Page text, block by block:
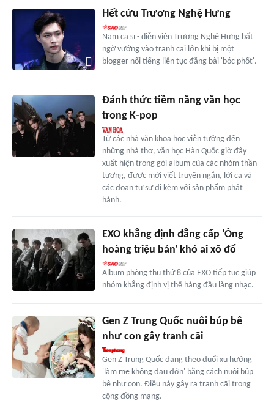
Hết cứu Trương Nghệ Hưng
Nam ca sĩ - diễn viên Trương Nghệ Hưng bất
ngờ vướng vào tranh cãi lớn khi bị một
blogger nổi tiếng liên tục đăng bài 'bóc phốt'.
Đánh thức tiềm năng văn học
trong K-pop
Từ các nhà văn khoa học viễn tưởng đến
những nhà thơ, văn học Hàn Quốc giờ đây
xuất hiện trong gói album của các nhóm thần
tượng, được mời viết truyện ngắn, lời ca và
các đoạn tự sự đi kèm với sản phẩm phát
hành.
EXO khẳng định đẳng cấp 'Ông
hoàng triệu bản' khó ai xô đổ
Album phòng thu thứ 8 của EXO tiếp tục giúp
nhóm khẳng định vị thế hàng đầu làng nhạc.
Gen Z Trung Quốc nuôi búp bê
như con gây tranh cãi
Gen Z Trung Quốc đang theo đuổi xu hướng
'làm mẹ không đau đớn' bằng cách nuôi búp
bê như con. Điều này gây ra tranh cãi trong
cộng đồng mạng.